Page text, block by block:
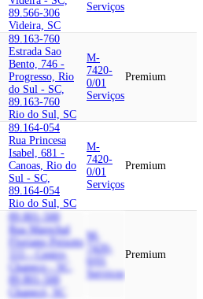
89.566-306
Videira, SC
Serviços
89.163-760
Estrada Sao
Bento, 746 -
Progresso, Rio
do Sul - SC,
89.163-760
Rio do Sul, SC
M-
7420-
0/01
Serviços
Premium
89.164-054
Rua Princesa
Isabel, 681 -
Canoas, Rio do
Sul - SC,
89.164-054
Rio do Sul, SC
M-
7420-
0/01
Serviços
Premium
89.801-500
Rua Marechal
Floriano Peixoto,
555 - Centro,
Chapeco - SC,
89.801-500
Chapecó, SC
M-
7420-
Serviços
Premium